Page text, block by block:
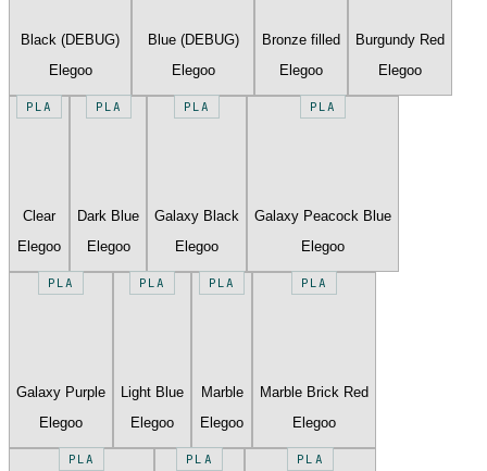
Black (DEBUG)
Elegoo
Blue (DEBUG)
Elegoo
Bronze filled
Elegoo
Burgundy Red
Elegoo
PLA
Clear
Elegoo
PLA
Dark Blue
Elegoo
PLA
Galaxy Black
Elegoo
PLA
Galaxy Peacock Blue
Elegoo
PLA
Galaxy Purple
Elegoo
PLA
Light Blue
Elegoo
PLA
Marble
Elegoo
PLA
Marble Brick Red
Elegoo
PLA PLA PLA